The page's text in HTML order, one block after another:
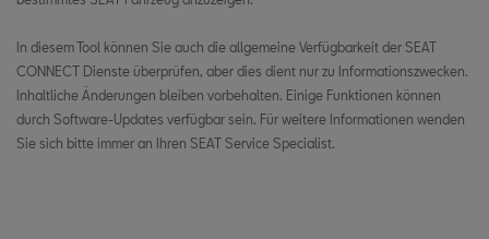
Tschechien
Deutschland
Dänemark
Estland
In diesem Tool können Sie auch die allgemeine Verfügbarkeit der SEAT
CONNECT Dienste überprüfen, aber dies dient nur zu Informationszwecken.
Inhaltliche Änderungen bleiben vorbehalten. Einige Funktionen können
durch Software-Updates verfügbar sein. Für weitere Informationen wenden
Sie sich bitte immer an Ihren SEAT Service Specialist.